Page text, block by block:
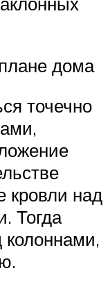
дома
точечно
кровли над
Тогда
колоннами,